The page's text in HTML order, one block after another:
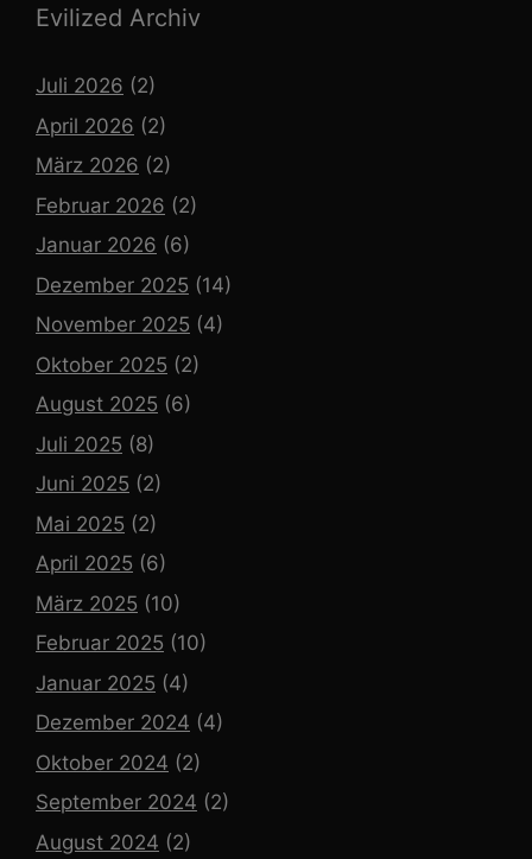
Evilized Archiv
Juli 2026 (2)
April 2026 (2)
März 2026 (2)
Februar 2026 (2)
Januar 2026 (6)
Dezember 2025 (14)
November 2025 (4)
Oktober 2025 (2)
August 2025 (6)
Juli 2025 (8)
Juni 2025 (2)
Mai 2025 (2)
April 2025 (6)
März 2025 (10)
Februar 2025 (10)
Januar 2025 (4)
Dezember 2024 (4)
Oktober 2024 (2)
September 2024 (2)
August 2024 (2)